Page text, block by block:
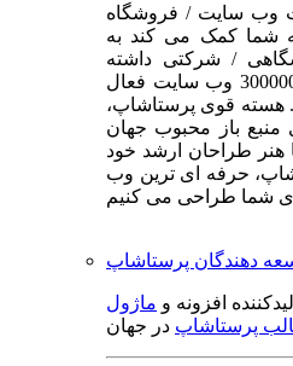
وب سایت / فروشگاه
شما کمک می کند به
/ شرکتی داشته
باشید. در حال حاضر بیش از 300000 وب سایت فعال
هسته قوی پرستاشاپ،
منبع باز محبوب جهان
هنر طراحان ارشد خود
حرفه ای ترین وب
دهندگان پرستاشاپ
افزونه و ماژول
پرستاشاپ در جهان